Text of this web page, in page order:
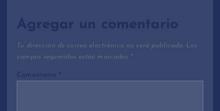
Agregar un comentario
Tu dirección de correo electrónico no será publicada. Los
campos requeridos están marcados *
Comentario *